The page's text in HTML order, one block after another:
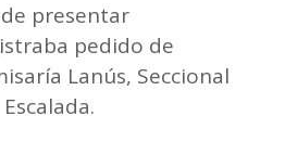
presentar
pedido de
Lanús, Seccional